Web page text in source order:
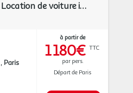
Sunrise Attitude - Offre spéciale Noces - Location de voiture incluse ****
Paris
à partir de
1 180€ TTC
par pers.
Départ de Paris